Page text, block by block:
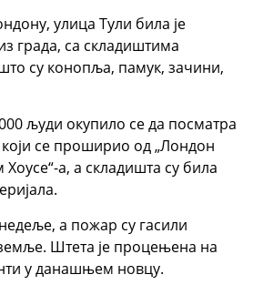
улица Тули била је
града, са складиштима
су конопља, памук, зачини,
људи окупило се да посматра
се проширио од „Лондон
Хоусе“-а, а складишта су била
недеље, а пожар су гасили
Штета је процењена на
у данашњем новцу.